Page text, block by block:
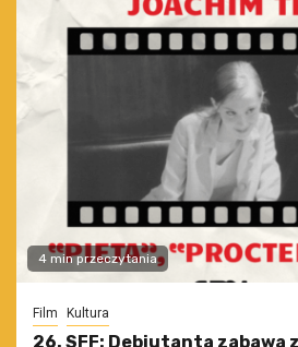
4 min przeczytania
Film Kultura
26. SFF: Debiutanta zabawa